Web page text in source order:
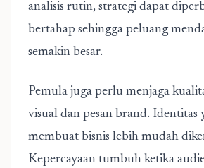
analisis rutin, strategi dapat
bertahap sehingga peluang
semakin besar.
Pemula juga perlu menjaga
visual dan pesan brand. Identitas
membuat bisnis lebih mudah
Kepercayaan tumbuh ketika